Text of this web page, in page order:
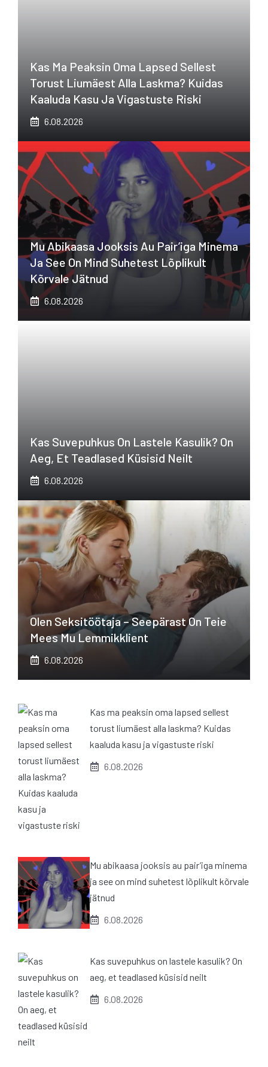
Kas Ma Peaksin Oma Lapsed Sellest
Torust Liumäest Alla Laskma? Kuidas
Kaaluda Kasu Ja Vigastuste Riski
6.08.2026
Mu Abikaasa Jooksis Au Pair’iga Minema
Ja See On Mind Suhetest Lõplikult
Kõrvale Jätnud
6.08.2026
Kas Suvepuhkus On Lastele Kasulik? On
Aeg, Et Teadlased Küsisid Neilt
6.08.2026
Olen Seksitöötaja – Seepärast On Teie
Mees Mu Lemmikklient
6.08.2026
Kas ma peaksin oma lapsed sellest
torust liumäest alla laskma? Kuidas
kaaluda kasu ja vigastuste riski
6.08.2026
Mu abikaasa jooksis au pair’iga minema
ja see on mind suhetest lõplikult kõrvale
jätnud
6.08.2026
Kas suvepuhkus on lastele kasulik? On
aeg, et teadlased küsisid neilt
6.08.2026